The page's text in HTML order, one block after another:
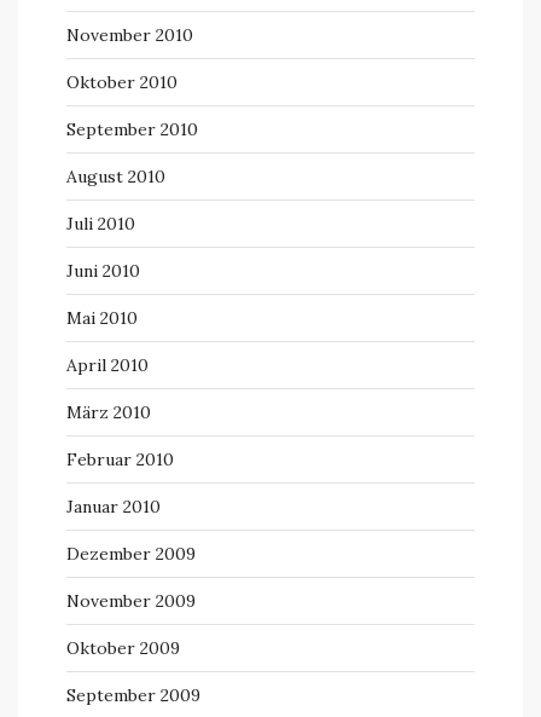
November 2010
Oktober 2010
September 2010
August 2010
Juli 2010
Juni 2010
Mai 2010
April 2010
März 2010
Februar 2010
Januar 2010
Dezember 2009
November 2009
Oktober 2009
September 2009